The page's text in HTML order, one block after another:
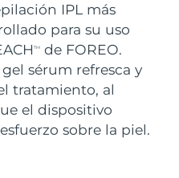
IPL más
para su uso
TM
de FOREO.
sérum refresca y
tratamiento, al
el dispositivo
sobre la piel.